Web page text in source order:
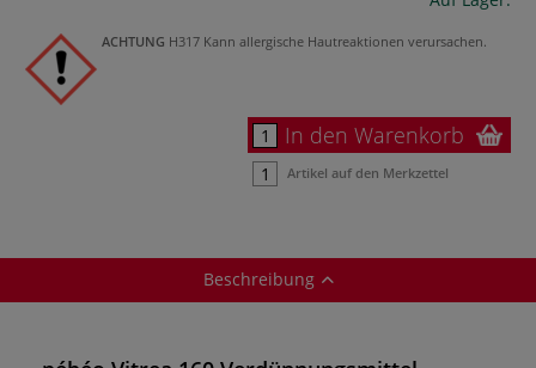
ACHTUNG H317 Kann allergische Hautreaktionen verursachen.
In den Warenkorb
Artikel auf den Merkzettel
Beschreibung